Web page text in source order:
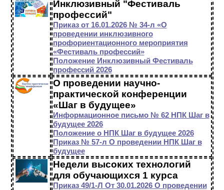
Инклюзивный "Фестиваль
профессий"
Приказ от 16.01.2026 № 34-л «О
проведении инклюзивного
профориентационного мероприятия
«Фестиваль профессий»
Положение Инклюзивный Фестиваль
профессий 2026
О проведении научно-
практической конференции
«Шаг в будущее»
Информационное письмо № 62 НПК Шаг в
будущее 2026
Положение о НПК Шаг в будущее 2026
Приказ № 57-л О проведении НПК Шаг в
будущее
Недели высоких технологий
для обучающихся 1 курса
Приказ 49/1-Л От 30.01.2026 О проведении